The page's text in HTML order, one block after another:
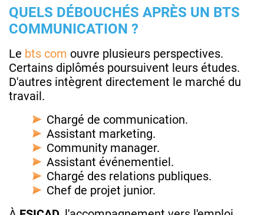
QUELS DÉBOUCHÉS APRÈS UN BTS
COMMUNICATION ?
Le bts com ouvre plusieurs perspectives.
Certains diplômés poursuivent leurs études.
D'autres intègrent directement le marché du
travail.
Chargé de communication.
Assistant marketing.
Community manager.
Assistant événementiel.
Chargé des relations publiques.
Chef de projet junior.